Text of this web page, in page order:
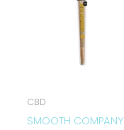
CBD
SMOOTH COMPANY